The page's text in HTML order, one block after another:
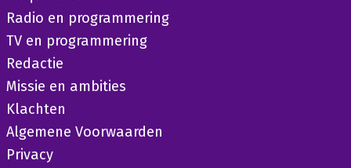
Radio en programmering
TV en programmering
Redactie
Missie en ambities
Klachten
Algemene Voorwaarden
Privacy